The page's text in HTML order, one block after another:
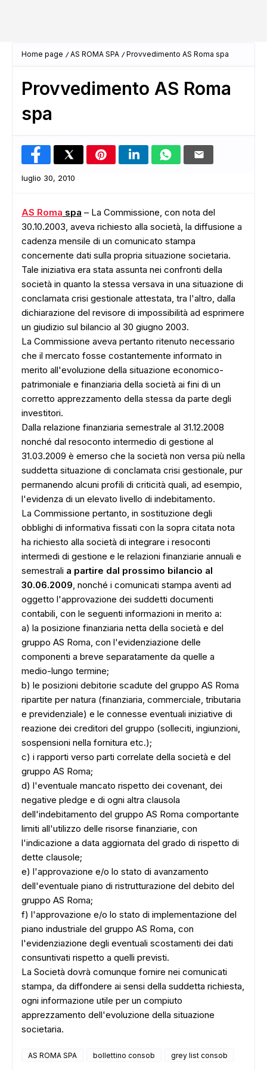
Home page AS ROMA SPA Provvedimento AS Roma spa
Provvedimento AS Roma
spa
luglio 30, 2010
AS Roma spa – La Commissione, con nota del
30.10.2003, aveva richiesto alla società, la diffusione a
cadenza mensile di un comunicato stampa
concernente dati sulla propria situazione societaria.
Tale iniziativa era stata assunta nei confronti della
società in quanto la stessa versava in una situazione di
conclamata crisi gestionale attestata, tra l'altro, dalla
dichiarazione del revisore di impossibilità ad esprimere
un giudizio sul bilancio al 30 giugno 2003.
La Commissione aveva pertanto ritenuto necessario
che il mercato fosse costantemente informato in
merito all'evoluzione della situazione economico-
patrimoniale e finanziaria della società ai fini di un
corretto apprezzamento della stessa da parte degli
investitori.
Dalla relazione finanziaria semestrale al 31.12.2008
nonché dal resoconto intermedio di gestione al
31.03.2009 è emerso che la società non versa più nella
suddetta situazione di conclamata crisi gestionale, pur
permanendo alcuni profili di criticità quali, ad esempio,
l'evidenza di un elevato livello di indebitamento.
La Commissione pertanto, in sostituzione degli
obblighi di informativa fissati con la sopra citata nota
ha richiesto alla società di integrare i resoconti
intermedi di gestione e le relazioni finanziarie annuali e
semestrali a partire dal prossimo bilancio al
30.06.2009, nonché i comunicati stampa aventi ad
oggetto l'approvazione dei suddetti documenti
contabili, con le seguenti informazioni in merito a:
a) la posizione finanziaria netta della società e del
gruppo AS Roma, con l'evidenziazione delle
componenti a breve separatamente da quelle a
medio-lungo termine;
b) le posizioni debitorie scadute del gruppo AS Roma
ripartite per natura (finanziaria, commerciale, tributaria
e previdenziale) e le connesse eventuali iniziative di
reazione dei creditori del gruppo (solleciti, ingiunzioni,
sospensioni nella fornitura etc.);
c) i rapporti verso parti correlate della società e del
gruppo AS Roma;
d) l'eventuale mancato rispetto dei covenant, dei
negative pledge e di ogni altra clausola
dell'indebitamento del gruppo AS Roma comportante
limiti all'utilizzo delle risorse finanziarie, con
l'indicazione a data aggiornata del grado di rispetto di
dette clausole;
e) l'approvazione e/o lo stato di avanzamento
dell'eventuale piano di ristrutturazione del debito del
gruppo AS Roma;
f) l'approvazione e/o lo stato di implementazione del
piano industriale del gruppo AS Roma, con
l'evidenziazione degli eventuali scostamenti dei dati
consuntivati rispetto a quelli previsti.
La Società dovrà comunque fornire nei comunicati
stampa, da diffondere ai sensi della suddetta richiesta,
ogni informazione utile per un compiuto
apprezzamento dell'evoluzione della situazione
societaria.
AS ROMA SPA bollettino consob grey list consob